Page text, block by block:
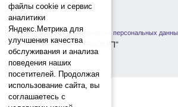
Политика защиты и обработки персональных
1991-2026 ООО "ЮРКОМП"
файлы cookie и сервис
аналитики
Яндекс.Метрика для
улучшения качества
обслуживания и анализа
поведения наших
посетителей. Продолжая
использование сайта, вы
соглашаетесь с